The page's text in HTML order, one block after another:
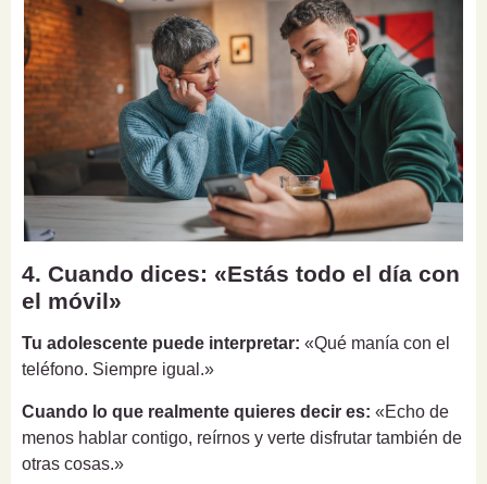
4. Cuando dices: «Estás todo el día con
el móvil»
Tu adolescente puede interpretar: «Qué manía con el
teléfono. Siempre igual.»
Cuando lo que realmente quieres decir es: «Echo de
menos hablar contigo, reírnos y verte disfrutar también de
otras cosas.»